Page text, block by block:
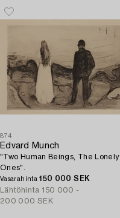
874
Edvard Munch
"Two Human Beings, The Lonely
Ones".
Vasarahinta150 000 SEK
Lähtöhinta 150 000 -
200 000 SEK